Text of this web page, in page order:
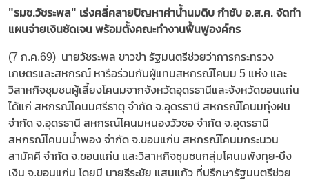
"รมช.วัชระพล" เร่งคลี่คลายปัญหาค่าน้ำนมดิบ กำชับ อ.ส.ค. จัดทำ
แผนจ่ายเงินชัดเจน พร้อมตั้งคณะทำงานฟื้นฟูองค์กร
(7 ก.ค.69) นายวัชระพล ขาวขำ รัฐมนตรีช่วยว่าการกระทรวง
เกษตรและสหกรณ์ หารือร่วมกับผู้แทนสหกรณ์โคนม 5 แห่ง และ
วิสาหกิจชุมชนผู้เลี้ยงโคนมจากจังหวัดอุดรธานีและจังหวัดขอนแก่น
ได้แก่ สหกรณ์โคนมศรีธาตุ จำกัด จ.อุดรธานี สหกรณ์โคนมทุ่งฝน
จำกัด จ.อุดรธานี สหกรณ์โคนมหนองวัวซอ จำกัด จ.อุดรธานี
สหกรณ์โคนมน้ำพอง จำกัด จ.ขอนแก่น สหกรณ์โคนมกระนวน
สามัคคี จำกัด จ.ขอนแก่น และวิสาหกิจชุมชนกลุ่มโคนมพังทุย-บึง
เงิน จ.ขอนแก่น โดยมี นายธีระชัย แสนแก้ว ที่ปรึกษารัฐมนตรีช่วย